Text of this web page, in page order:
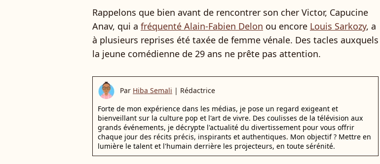
Rappelons que bien avant de rencontrer son cher Victor, Capucine
Anav, qui a fréquenté Alain-Fabien Delon ou encore Louis Sarkozy, a
à plusieurs reprises été taxée de femme vénale. Des tacles auxquels
la jeune comédienne de 29 ans ne prête pas attention.
Par Hiba Semali | Rédactrice
Forte de mon expérience dans les médias, je pose un regard exigeant et
bienveillant sur la culture pop et l'art de vivre. Des coulisses de la télévision aux
grands événements, je décrypte l'actualité du divertissement pour vous offrir
chaque jour des récits précis, inspirants et authentiques. Mon objectif ? Mettre en
lumière le talent et l'humain derrière les projecteurs, en toute sérénité.